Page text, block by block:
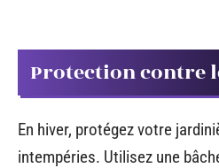
Protection contre
En hiver, protégez votre
intempéries. Utilisez une